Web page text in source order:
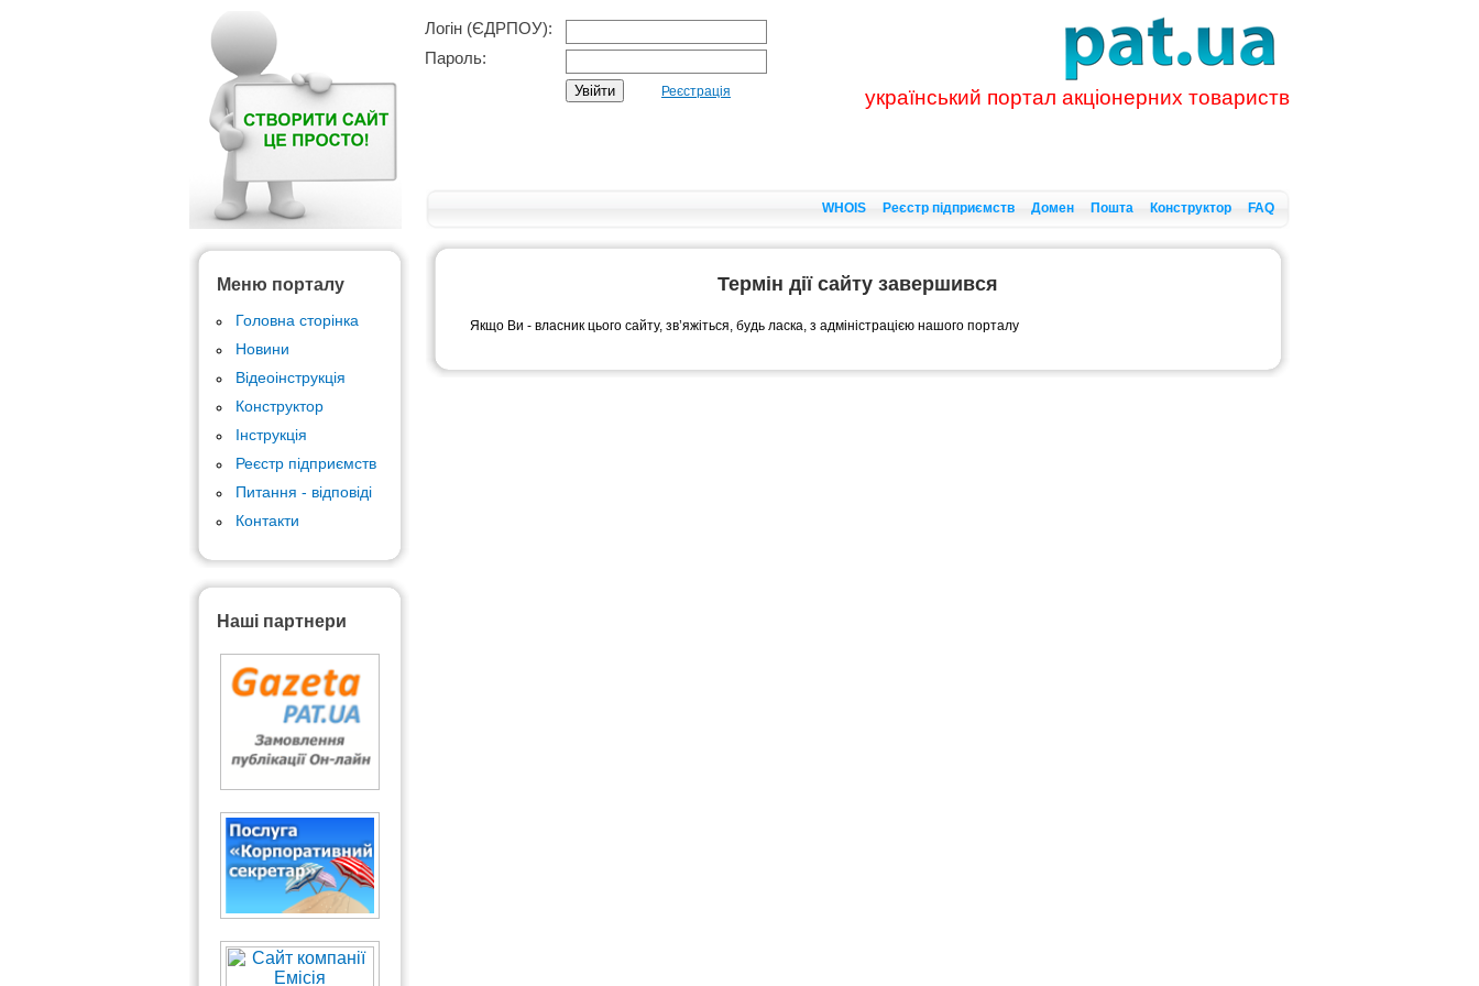
Логін (ЄДРПОУ):
Пароль:
Реєстрація український портал акціонерних товариств
WHOIS Реєстр підприємств Домен Пошта Конструктор FAQ
Меню порталу
Головна сторінка
Новини
Відеоінструкція
Конструктор
Інструкція
Реєстр підприємств
Питання - відповіді
Контакти
Наші партнери
Термін дії сайту завершився
Якщо Ви - власник цього сайту, зв’яжіться, будь ласка, з адміністрацією нашого порталу